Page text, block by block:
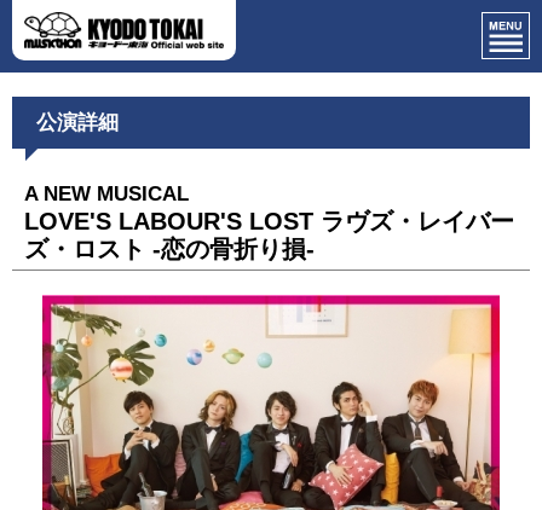
公演詳細
A NEW MUSICAL
LOVE'S LABOUR'S LOST ラヴズ・レイバー
ズ・ロスト -恋の骨折り損-